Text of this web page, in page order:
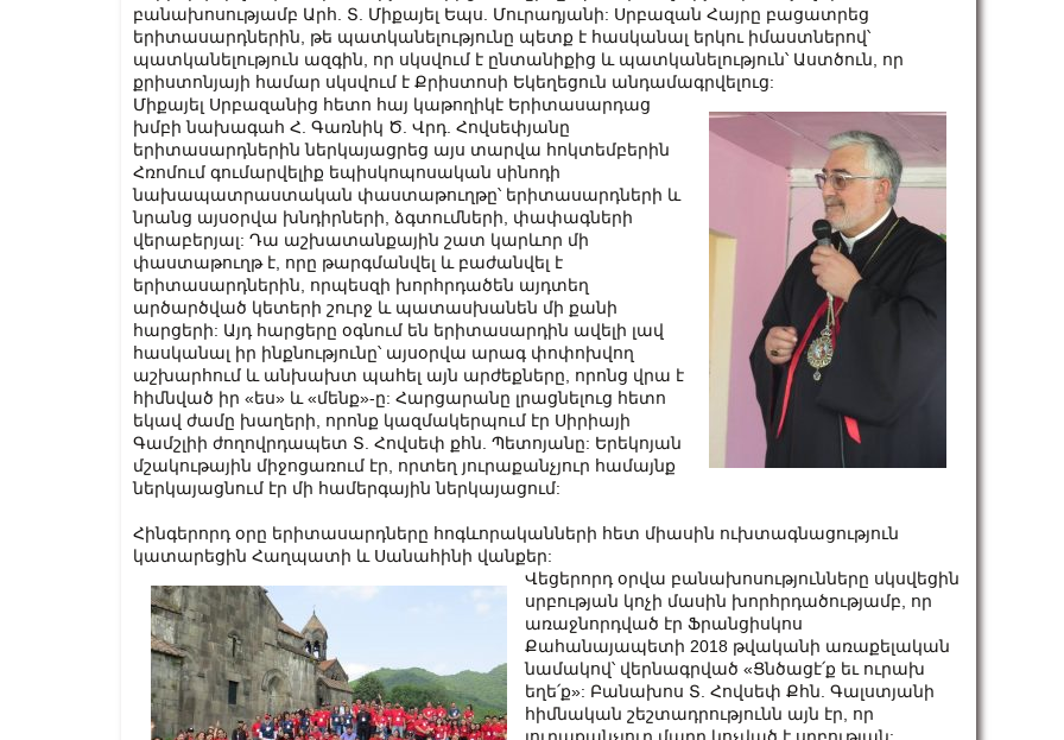
բանախոսությամբ Արհ. Տ. Միքայել Եպս. Մուրադյանի: Սրբազան Հայրը բացատրեց
երիտասարդներին, թե պատկանելությունը պետք է հասկանալ երկու իմաստներով՝
պատկանելություն ազգին, որ սկսվում է ընտանիքից և պատկանելություն՝ Աստծուն, որ
քրիստոնյայի համար սկսվում է Քրիստոսի Եկեղեցուն անդամագրվելուց:
Միքայել Սրբազանից հետո հայ կաթողիկէ Երիտասարդաց
խմբի նախագահ Հ. Գառնիկ Ծ. Վրդ. Հովսեփյանը
երիտասարդներին ներկայացրեց այս տարվա հոկտեմբերին
Հռոմում գումարվելիք եպիսկոպոսական սինոդի
նախապատրաստական փաստաթուղթը՝ երիտասարդների և
նրանց այսօրվա խնդիրների, ձգտումների, փափագների
վերաբերյալ: Դա աշխատանքային շատ կարևոր մի
փաստաթուղթ է, որը թարգմանվել և բաժանվել է
երիտասարդներին, որպեսզի խորհրդածեն այդտեղ
արծարծված կետերի շուրջ և պատասխանեն մի քանի
հարցերի: Այդ հարցերը օգնում են երիտասարդին ավելի լավ
հասկանալ իր ինքնությունը՝ այսօրվա արագ փոփոխվող
աշխարհում և անխախտ պահել այն արժեքները, որոնց վրա է
հիմնված իր «ես» և «մենք»-ը: Հարցարանը լրացնելուց հետո
եկավ ժամը խաղերի, որոնք կազմակերպում էր Սիրիայի
Գամշլիի ժողովրդապետ Տ. Հովսեփ քհն. Պետոյանը: Երեկոյան
մշակութային միջոցառում էր, որտեղ յուրաքանչյուր համայնք
ներկայացնում էր մի համերգային ներկայացում:
Հինգերորդ օրը երիտասարդները հոգևորականների հետ միասին ուխտագնացություն
կատարեցին Հաղպատի և Սանահինի վանքեր:
Վեցերորդ օրվա բանախոսությունները սկսվեցին
սրբության կոչի մասին խորհրդածությամբ, որ
առաջնորդված էր Ֆրանցիսկոս
Քահանայապետի 2018 թվականի առաքելական
նամակով՝ վերնագրված «Ցնծացէ՛ք եւ ուրախ
եղե՛ք»: Բանախոս Տ. Հովսեփ Քհն. Գալստյանի
հիմնական շեշտադրությունն այն էր, որ